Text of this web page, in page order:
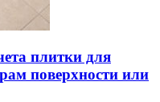
плитки для
поверхности или